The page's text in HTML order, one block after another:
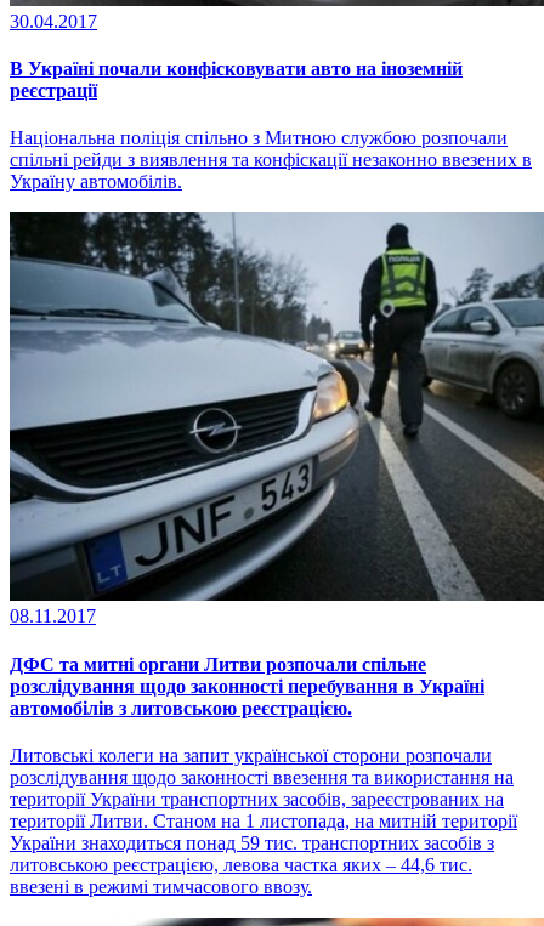
30.04.2017
В Україні почали конфісковувати авто на іноземній
реєстрації
Національна поліція спільно з Митною службою розпочали
спільні рейди з виявлення та конфіскації незаконно ввезених в
Україну автомобілів.
08.11.2017
ДФС та митні органи Литви розпочали спільне
розслідування щодо законності перебування в Україні
автомобілів з литовською реєстрацією.
Литовські колеги на запит української сторони розпочали
розслідування щодо законності ввезення та використання на
території України транспортних засобів, зареєстрованих на
території Литви. Станом на 1 листопада, на митній території
України знаходиться понад 59 тис. транспортних засобів з
литовською реєстрацією, левова частка яких – 44,6 тис.
ввезені в режимі тимчасового ввозу.